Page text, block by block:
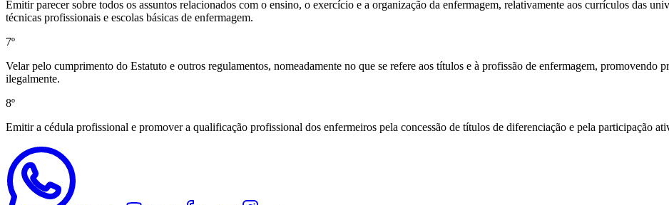
Emitir parecer sobre todos os assuntos relacionados com o ensino, o exercício e a organização da enfermagem, relativamente aos currículos das
técnicas profissionais e escolas básicas de enfermagem.
7º
Velar pelo cumprimento do Estatuto e outros regulamentos, nomeadamente no que se refere aos títulos e à profissão de enfermagem, promovendo
ilegalmente.
8º
Emitir a cédula profissional e promover a qualificação profissional dos enfermeiros pela concessão de títulos de diferenciação e pela participação